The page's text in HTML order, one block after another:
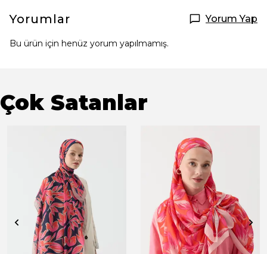
Yorumlar Yorum Yap
Bu ürün için henüz yorum yapılmamış.
Çok Satanlar